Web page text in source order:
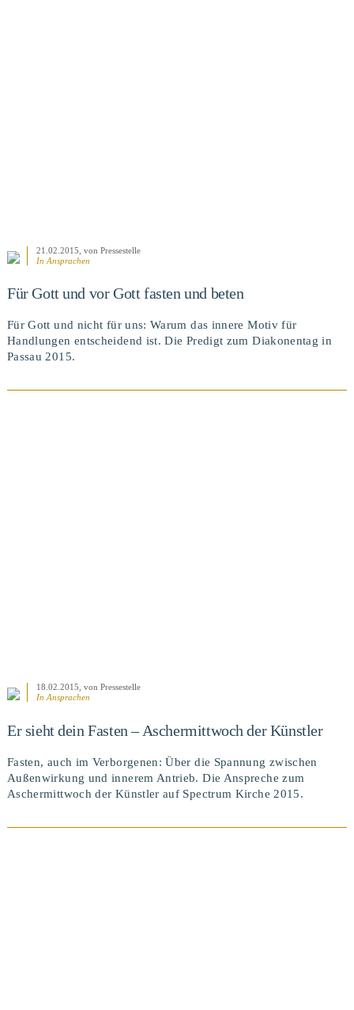
21.02.2015 , von Pressestelle
In Ansprachen
Für Gott und vor Gott fasten und beten
Für Gott und nicht für uns: Warum das innere Motiv für
Handlungen entscheidend ist. Die Predigt zum Diakonentag in
Passau 2015.
18.02.2015, von Pressestelle
InAnsprachen
Er sieht dein Fasten – Aschermittwoch der Künstler
Fasten, auch im Verborgenen: Über die Spannung zwischen
Außenwirkung und innerem Antrieb. Die Anspreche zum
Aschermittwoch der Künstler auf Spectrum Kirche 2015.